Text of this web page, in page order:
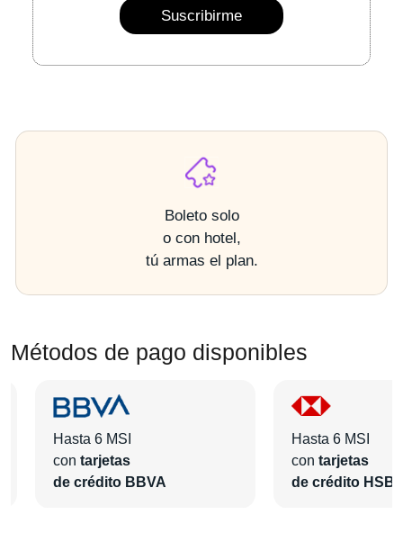
Suscribirme
Boleto solo
o con hotel,
tú armas el plan.
Métodos de pago disponibles
Hasta 6 MSI
con tarjetas
de crédito BBVA
Hasta 6 MSI
con tarjetas
de crédito